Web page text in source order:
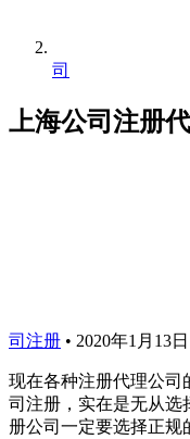
司
上海公司注册
司注册 • 2020年1月13
现在各种注册代理公司
司注册，实在是无从选
册公司一定要选择正规